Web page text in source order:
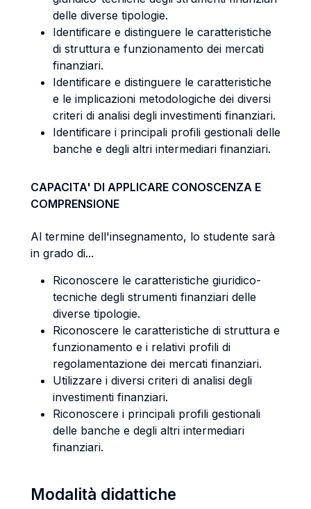
delle diverse tipologie.
Identificare e distinguere le caratteristiche
di struttura e funzionamento dei mercati
finanziari.
Identificare e distinguere le caratteristiche
e le implicazioni metodologiche dei diversi
criteri di analisi degli investimenti finanziari.
Identificare i principali profili gestionali delle
banche e degli altri intermediari finanziari.
CAPACITA' DI APPLICARE CONOSCENZA E
COMPRENSIONE
Al termine dell'insegnamento, lo studente sarà
in grado di...
Riconoscere le caratteristiche giuridico-
tecniche degli strumenti finanziari delle
diverse tipologie.
Riconoscere le caratteristiche di struttura e
funzionamento e i relativi profili di
regolamentazione dei mercati finanziari.
Utilizzare i diversi criteri di analisi degli
investimenti finanziari.
Riconoscere i principali profili gestionali
delle banche e degli altri intermediari
finanziari.
Modalità didattiche